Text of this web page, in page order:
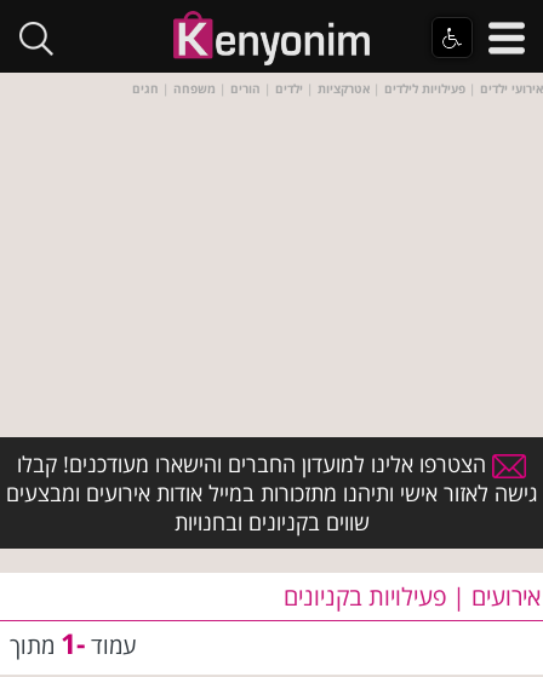
אירועי ילדים | פעילויות לילדים | אטרקציות | ילדים | הורים | משפחה | חגים
הצטרפו אלינו למועדון החברים והישארו מעודכנים! קבלו
גישה לאזור אישי ותיהנו מתזכורות במייל אודות אירועים ומבצעים
שווים בקניונים ובחנויות
אירועים | פעילויות בקניונים
עמוד-1 מתוך